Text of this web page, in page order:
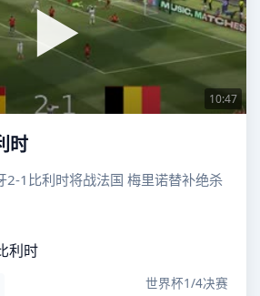
10:47
时
2-1比利时将战法国 梅里诺替补绝杀
利时
世界杯1/4决赛